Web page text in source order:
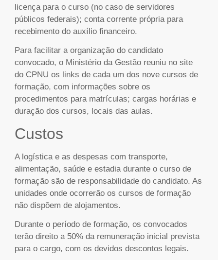
licença para o curso (no caso de servidores
públicos federais); conta corrente própria para
recebimento do auxílio financeiro.
Para facilitar a organização do candidato
convocado, o Ministério da Gestão reuniu no site
do CPNU os links de cada um dos nove cursos de
formação, com informações sobre os
procedimentos para matrículas; cargas horárias e
duração dos cursos, locais das aulas.
Custos
A logística e as despesas com transporte,
alimentação, saúde e estadia durante o curso de
formação são de responsabilidade do candidato. As
unidades onde ocorrerão os cursos de formação
não dispõem de alojamentos.
Durante o período de formação, os convocados
terão direito a 50% da remuneração inicial prevista
para o cargo, com os devidos descontos legais.